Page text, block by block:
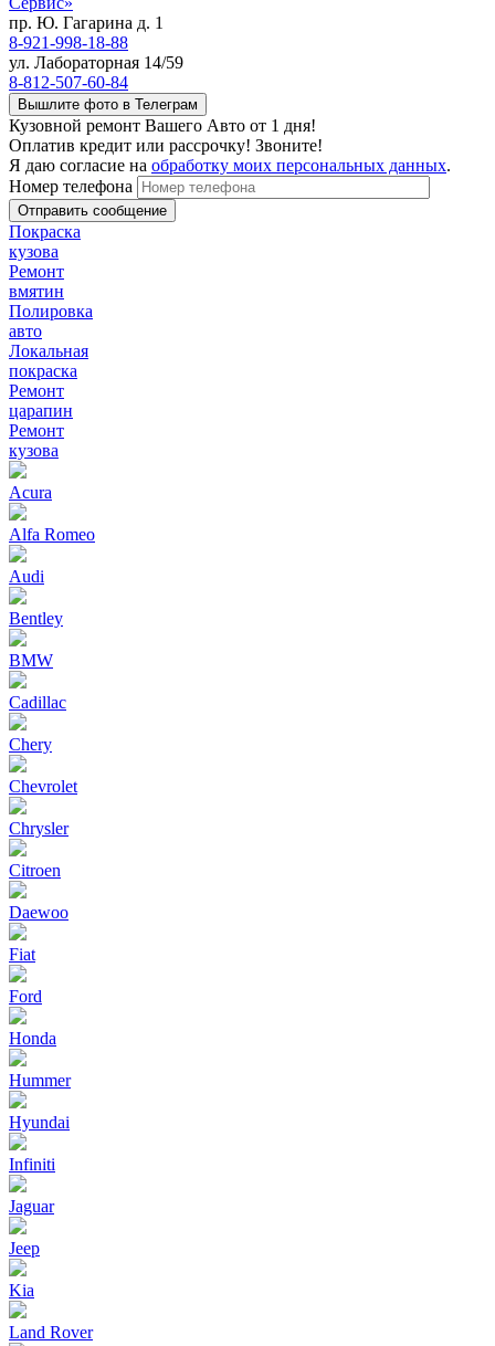
пр. Ю. Гагарина д. 1
8-921-998-18-88
ул. Лабораторная 14/59
8-812-507-60-84
Вышлите фото в Телеграм
Кузовной ремонт Вашего Авто от 1 дня!
Оплатив кредит или рассрочку! Звоните!
Я даю согласие на обработку моих персональных данных.
Номер телефона
Покраска
кузова
Ремонт
вмятин
Полировка
авто
Локальная
покраска
Ремонт
царапин
Ремонт
кузова
Acura
Alfa Romeo
Audi
Bentley
BMW
Cadillac
Chery
Chevrolet
Chrysler
Citroen
Daewoo
Fiat
Ford
Honda
Hummer
Hyundai
Infiniti
Jaguar
Jeep
Kia
Land Rover